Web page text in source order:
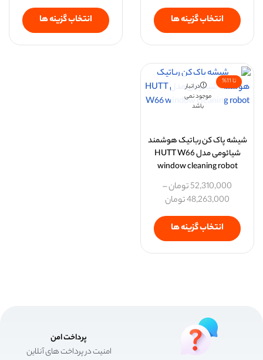
انتخاب گزینه ها انتخاب گزینه ها
تا 11%
در انبار
موجود نمی
باشد
شیشه پاک کن رباتیک هوشمند
شیائومی مدل HUTT W66
window cleaning robot
52,310,000تومان–
48,263,000تومان
انتخاب گزینه ها
پرداخت امن
امنیت در پرداخت های آنلاین